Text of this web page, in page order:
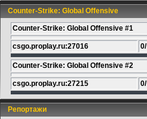
Counter-Strike: Global Offensive
Counter-Strike: Global Offensive #1
csgo.proplay.ru:27016 0/
Counter-Strike: Global Offensive #2
csgo.proplay.ru:27215 0/
Репортажи